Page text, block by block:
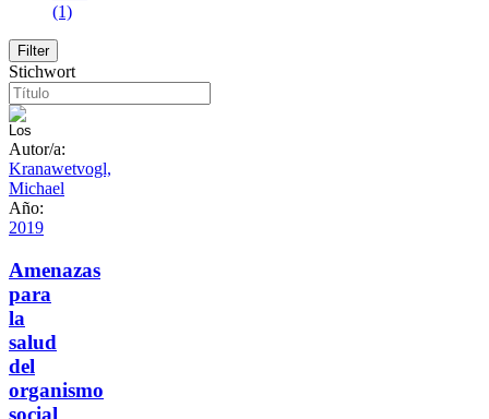
(1)
Stichwort
Autor/a:
Kranawetvogl,
Michael
Año:
2019
Amenazas
para
la
salud
del
organismo
social